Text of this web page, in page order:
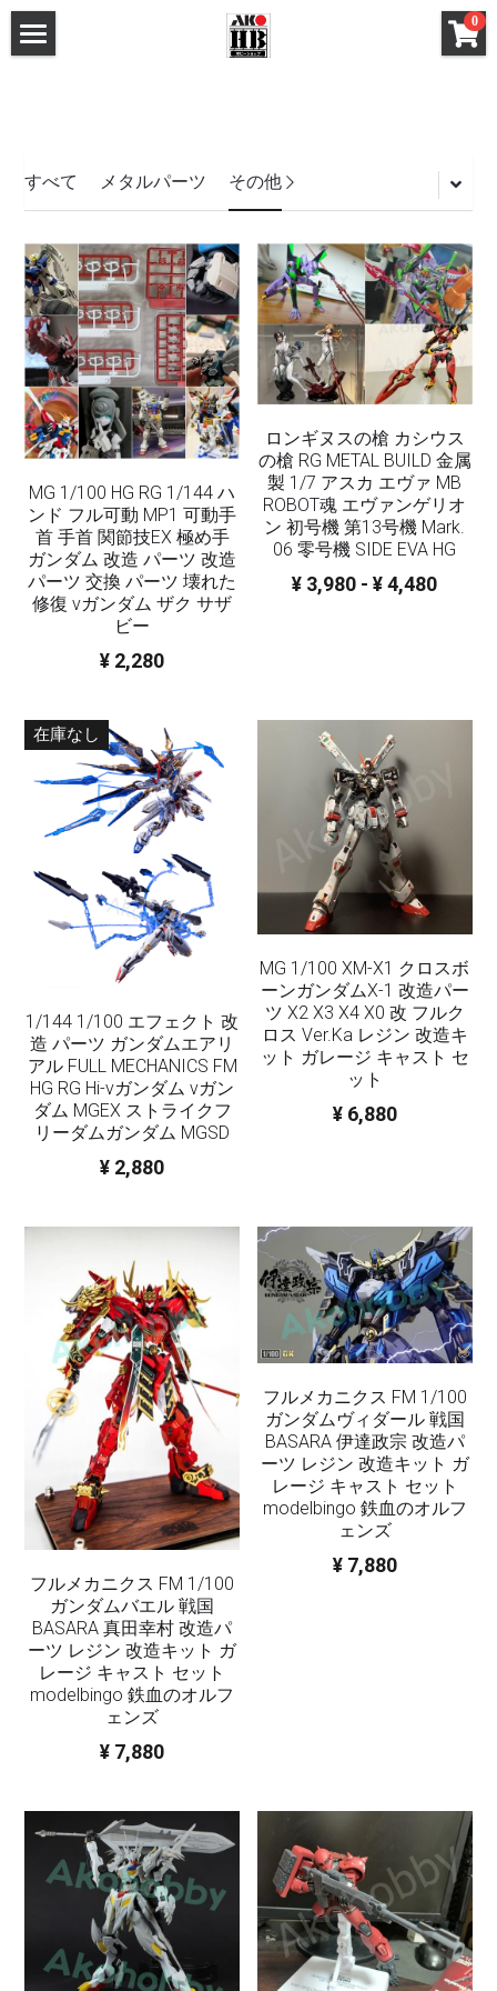
0
改造キット (MG と 1/100)
デカール
FAガール/メガミデ など 改造パーツ
FAガール/メガミデ など 塗装済パーツ
布服 着物
3Mサンディングスポンジ
その他/ツール
FAQ /配送ポリシー
お問い合わせ
商品カテゴリー
すべてのカテゴリー
メタルパーツ
MG と 1/100 改造キット
その他
SEED
UC
PG RG HG SD 改造キット
フレームアームズ ガール / メガミデバイス
改造パーツ
フレームアームズ ガール / メガミデバイス
塗装済パーツ
布服 着物
その他 ツール
全商品のリスト
すべて メタルパーツ その他
MG 1/100 HG RG 1/144 ハ
ンド フル可動 MP1 可動手
首 手首 関節技EX 極め手
ガンダム 改造 パーツ 改造
パーツ 交換 パーツ 壊れた
修復 νガンダム ザク サザ
ビー
¥ 2,280
ロンギヌスの槍 カシウス
の槍 RG METAL BUILD 金属
製 1/7 アスカ エヴァ MB
ROBOT魂 エヴァンゲリオ
ン 初号機 第13号機 Mark.
06 零号機 SIDE EVA HG
¥ 3,980 - ¥ 4,480
在庫なし
1/144 1/100 エフェクト 改
造 パーツ ガンダムエアリ
アル FULL MECHANICS FM
HG RG Hi-νガンダム νガン
ダム MGEX ストライクフ
リーダムガンダム MGSD
¥ 2,880
MG 1/100 XM-X1 クロスボ
ーンガンダムX-1 改造パー
ツ X2 X3 X4 X0 改 フルク
ロス Ver.Ka レジン 改造キ
ット ガレージ キャスト セ
ット
¥ 6,880
フルメカニクス FM 1/100
ガンダムバエル 戦国
BASARA 真田幸村 改造パ
ーツ レジン 改造キット ガ
レージ キャスト セット
modelbingo 鉄血のオルフ
ェンズ
¥ 7,880
フルメカニクス FM 1/100
ガンダムヴィダール 戦国
BASARA 伊達政宗 改造パ
ーツ レジン 改造キット ガ
レージ キャスト セット
modelbingo 鉄血のオルフ
ェンズ
¥ 7,880
×
ストアカテゴリー
MG と 1/100 改造キット
PG RG HG SD 改造キット
フレームアームズ ガール / メガミデバイス 改造
パーツ
フレームアームズ ガール / メガミデバイス 塗装
済パーツ
布服 着物
3Mサンディングスポンジ
デカール
その他 ツール